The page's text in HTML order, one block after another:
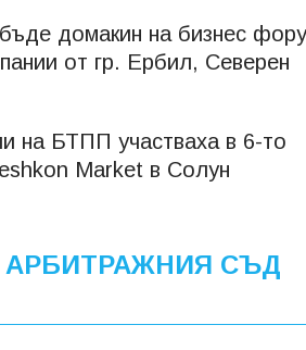
домакин на бизнес
от гр. Ербил, Северен
на БТПП участваха в 6-то
Market в Солун
СЪД